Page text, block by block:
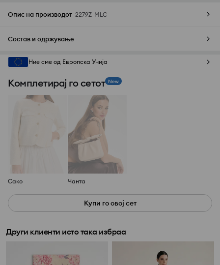
Опис на производот 2279Z-MLC
Состав и одржување
Ние сме од Европска Унија
Комплетирај го сетот New
Сако Чанта
Купи го овој сет
Други клиенти исто така избраа